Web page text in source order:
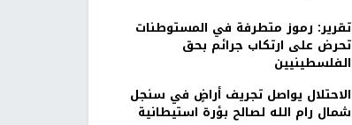
تقرير: رموز متطرفة في المستوطنات
تحرض على ارتكاب جرائم بحق
الفلسطينيين
الاحتلال يواصل تجريف أراضٍ في سنجل
شمال رام الله لصالح بؤرة استيطانية